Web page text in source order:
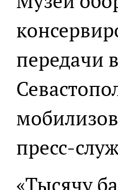
передачи
пресс-
«Тысячу